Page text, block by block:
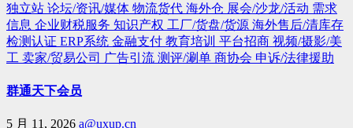
独立站 论坛/资讯/媒体 物流货代 海外仓 展会/沙龙/活动 需求
信息 企业财税服务 知识产权 工厂/货盘/货源 海外售后/清库存
检测认证 ERP系统 金融支付 教育培训 平台招商 视频/摄影/美
工 卖家/贸易公司 广告引流 测评/涮单 商协会 申诉/法律援助
群通天下会员
5 月 11, 2026 a@uxup.cn